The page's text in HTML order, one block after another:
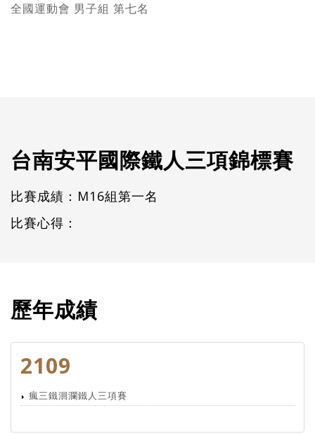
全國運動會 男子組 第七名
台南安平國際鐵人三項錦標賽
比賽成績：M16組第一名
比賽心得：
歷年成績
2109
瘋三鐵洄瀾鐵人三項賽